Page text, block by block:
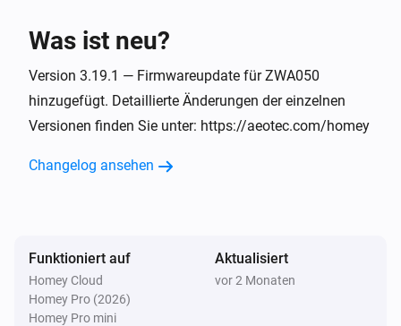
Die Temperatur hat sich geändert
aërQ Temperatur- und Luftfeuchtigkeitssensor
aërQ Temperatur- und Luftfeuchtigkeitssensor
Der Schimmel Alarm is angegangen
Was ist neu?
Version 3.19.1 — Firmwareupdate für ZWA050
hinzugefügt. Detaillierte Änderungen der einzelnen
Versionen finden Sie unter: https://aeotec.com/homey
Changelog ansehen
Funktioniert auf
Homey Cloud
Homey Pro (2026)
Homey Pro mini
Aktualisiert
vor 2 Monaten